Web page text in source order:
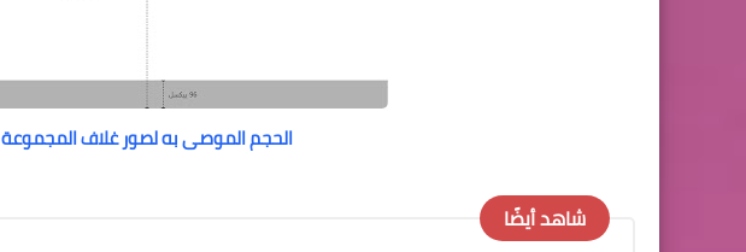
الحجم الموصى به لصور غلاف المجموعة
شاهد أيضًا